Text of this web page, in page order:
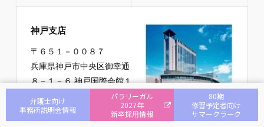
神戸支店
〒６５１－００８７
兵庫県神戸市中央区御幸通
８－１－６ 神戸国際会館１
６Ｆ
社員弁護士（支店長） 石川 公貴
弁護士向け
事務所説明会情報
パラリーガル
2027年
新卒採用情報
80期
修習予定者向け
サマークラーク